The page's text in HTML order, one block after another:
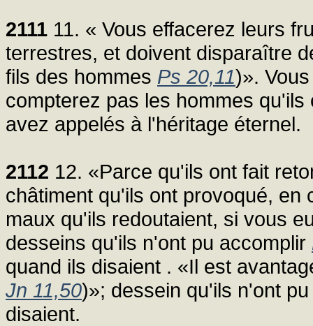
2111 11. « Vous effacerez leurs
terrestres, et doivent disparaître
fils des hommes Ps 20,11)».
compterez pas les hommes
avez appelés à l'héritage éternel.
2112 12. «Parce qu'ils ont fait
châtiment qu'ils ont provoqué, en
maux qu'ils redoutaient, si vous
desseins qu'ils n'ont pu accomplir
quand ils disaient . «Il est
Jn 11,50)»; dessein qu'ils n'ont
disaient.